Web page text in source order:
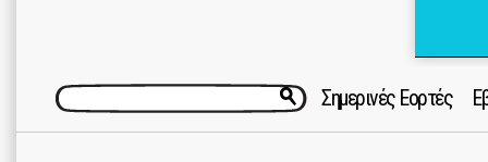
Σημερινές Εορτές